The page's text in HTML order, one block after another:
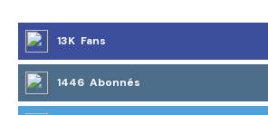
13K Fans
1446 Abonnés